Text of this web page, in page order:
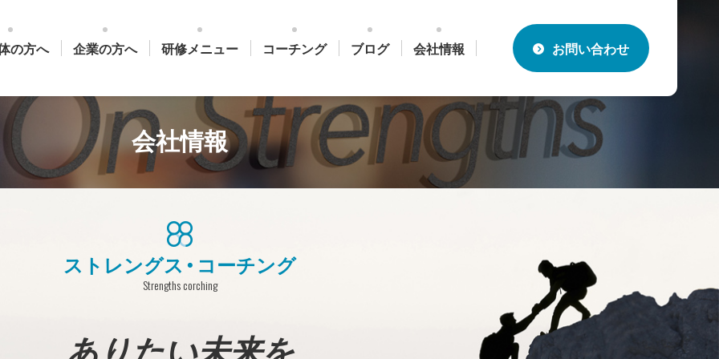
の方へ 企業の方へ 研修メニュー コーチング ブログ 会社情報 お問い合わせ
会社情報
ストレングス・コーチング
Strengths corching